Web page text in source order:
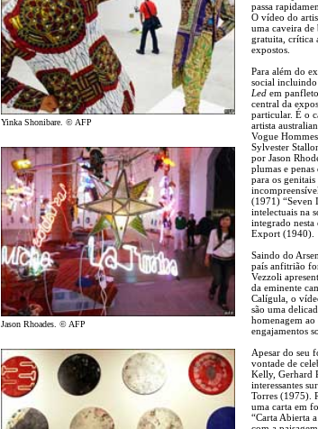
Yinka Shonibare. © AFP
Jason Rhoades. © AFP
passa
O vídeo do
uma caveira de
gratuita, crítica
expostos.
Para além do
social incluindo
Led em
central da
particular. É o
artista
Vogue
Sylvester
por Jason
plumas e
para os
(1971) “Seven
intelectuais na
integrado
Export (1940).
Saindo do
país anfitrião
Vezzoli
da eminente
Calígula, o
são uma
homenagem ao
engajamentos
Apesar do seu
vontade de
Kelly, Gerhard
interessantes
Torres (1975).
uma carta em
“Carta Abierta